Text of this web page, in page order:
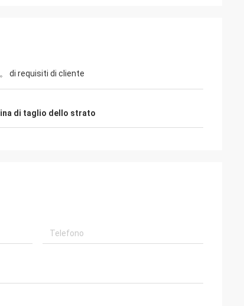
di requisiti di cliente
di taglio dello strato